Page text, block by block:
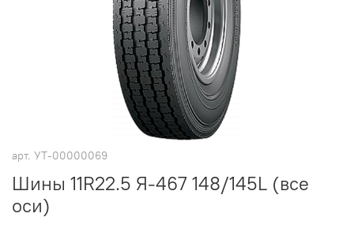
арт. УТ-00000069
Шины 11R22.5 Я-467 148/145L (все
оси)